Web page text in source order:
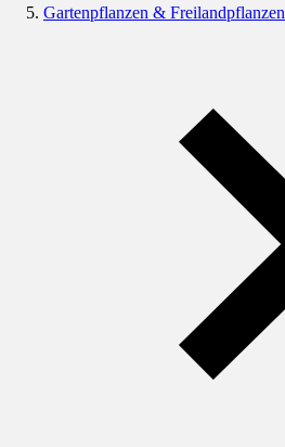
Gartenpflanzen & Freilandpflanzen